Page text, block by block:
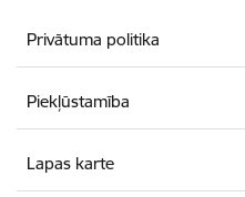
Privātuma politika
Piekļūstamība
Lapas karte